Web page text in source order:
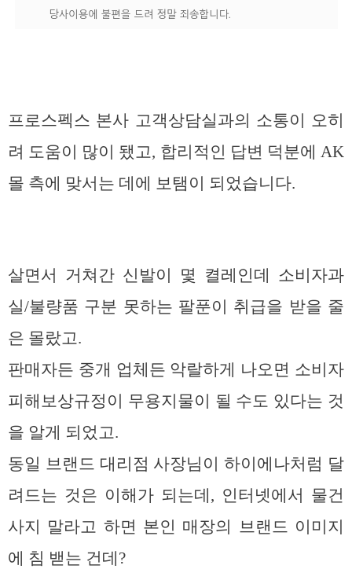
프로스펙스 본사 고객상담실과의 소통이 오히
려 도움이 많이 됐고, 합리적인 답변 덕분에 AK
몰 측에 맞서는 데에 보탬이 되었습니다.
살면서 거쳐간 신발이 몇 켤레인데 소비자과
실/불량품 구분 못하는 팔푼이 취급을 받을 줄
은 몰랐고.
판매자든 중개 업체든 악랄하게 나오면 소비자
피해보상규정이 무용지물이 될 수도 있다는 것
을 알게 되었고.
동일 브랜드 대리점 사장님이 하이에나처럼 달
려드는 것은 이해가 되는데, 인터넷에서 물건
사지 말라고 하면 본인 매장의 브랜드 이미지
에 침 밷는 건데?